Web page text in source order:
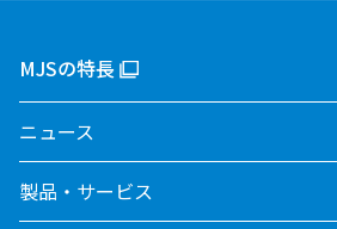
MJSの特長
ニュース
製品・サービス